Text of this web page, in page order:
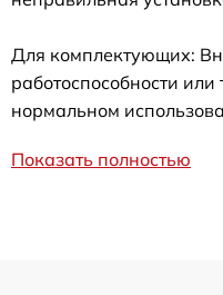
Для комплектующих:
работоспособности
нормальном
Показать полностью